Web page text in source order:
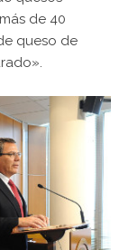
de 40
queso de